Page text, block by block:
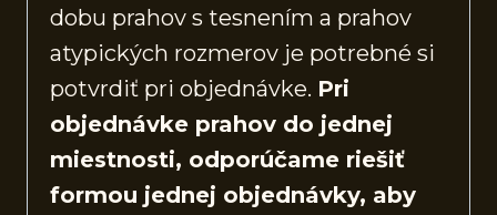
dobu prahov s tesnením a prahov
atypických rozmerov je potrebné si
potvrdiť pri objednávke. Pri
objednávke prahov do jednej
miestnosti, odporúčame riešiť
formou jednej objednávky, aby